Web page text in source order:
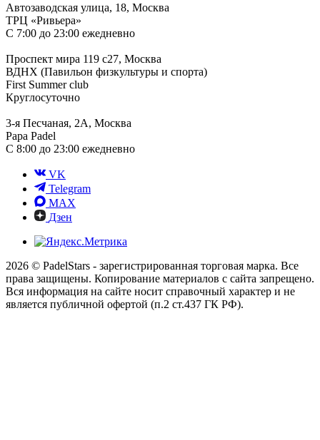
Автозаводская улица, 18, Москва
ТРЦ «Ривьера»
С 7:00 до 23:00 ежедневно
Проспект мира 119 с27, Москва
ВДНХ (Павильон физкультуры и спорта)
First Summer club
Круглосуточно
3-я Песчаная, 2А, Москва
Papa Padel
С 8:00 до 23:00 ежедневно
VK
Telegram
MAX
Дзен
2026 © PadelStars - зарегистрированная торговая марка. Все
права защищены. Копирование материалов с сайта запрещено.
Вся информация на сайте носит справочный характер и не
является публичной офертой (п.2 ст.437 ГК РФ).